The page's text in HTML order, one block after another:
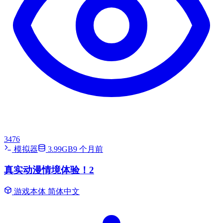
3476
模拟器
3.99GB9 个月前
真实动漫情境体验！2
游戏本体 简体中文